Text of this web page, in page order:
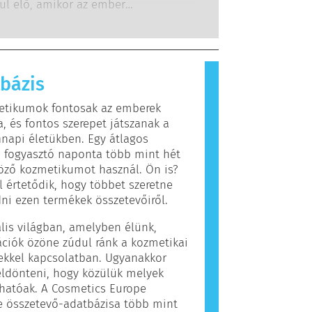
kötelesek elvégezni, lefedik az
kockázatot, beleértve a
elő, amikor az ember
olyan anyagokra reagál,
legtöbb ember számára
Az allergiás reakciót kiváltó
nevezzük. A kozmetikai
termékek olyan összetevőket
okozhatnak. Ez nem jelenti
termék mások számára nem
fontosak az emberek
és fontos szerepet játszanak a
életükben. Egy átlagos
fogyasztó naponta több mint hét
kozmetikumot használ. Ön is?
értetődik, hogy többet szeretne
ezen termékek összetevőiről.
világban, amelyben élünk,
özöne zúdul ránk a kozmetikai
kapcsolatban. Ugyanakkor
hogy közülük melyek
A Cosmetics Europe
összetevő-adatbázisa több mint